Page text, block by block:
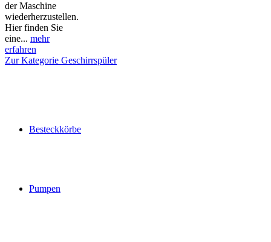
der Maschine
wiederherzustellen.
Hier finden Sie
eine... mehr
erfahren
Zur Kategorie Geschirrspüler
Besteckkörbe
Pumpen